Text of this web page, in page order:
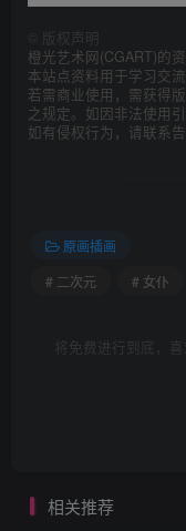
版权声明
橙光艺术网(CGART)的
本站点资料用于学习交
若需商业使用，需获得
之规定。如因非法使用
如有侵权行为，请联系
原画插画
# 二次元
# 女仆
将免费进行到底，
相关推荐